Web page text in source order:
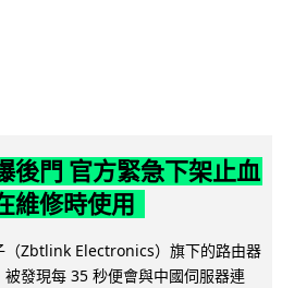
後門 官方緊急下架止血
維修時使用
（Zbtlink Electronics）旗下的路由器
發現每 35 秒便會與中國伺服器連